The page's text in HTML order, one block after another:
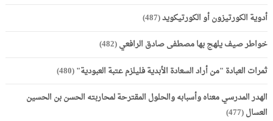
أدوية الكورتيزون أو الكورتيكويد(487)
خواطر صيف يلهج بها مصطفى صادق الرافعي(482)
ثمرات العبادة "من أراد السعادة الأبدية فليلزم عتبة العبودية"(480)
الهدر المدرسي معناه وأسبابه والحلول المقترحة لمحاربته الحسن بن الحسين
العسال(477)